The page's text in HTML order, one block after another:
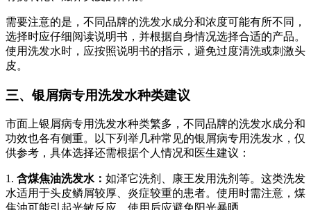
需要注意的是，不同品牌的洗发水成分和浓度可能有所不同，
选择时应仔细阅读说明书，并根据自身情况选择合适的产品。
使用洗发水时，应按照说明书的指示，避免过度清洗或刺激头
皮。
三、银屑病专用洗发水种类建议
市面上银屑病专用洗发水种类繁多，不同品牌的洗发水成分和
功效也各有侧重。以下列举几种常见的银屑病专用洗发水，仅
供参考，具体选择还需根据个人情况和医生建议：
1. 含煤焦油洗发水： 如泽它洗剂、康王发用洗剂等。这类洗发
水适用于头皮鳞屑较厚、炎症较重的患者。使用时需注意，煤